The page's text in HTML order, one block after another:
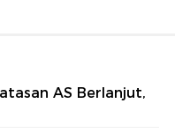
AS Berlanjut,